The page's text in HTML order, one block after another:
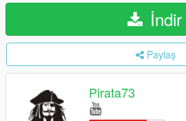
İndir
Paylaş
Pirata73